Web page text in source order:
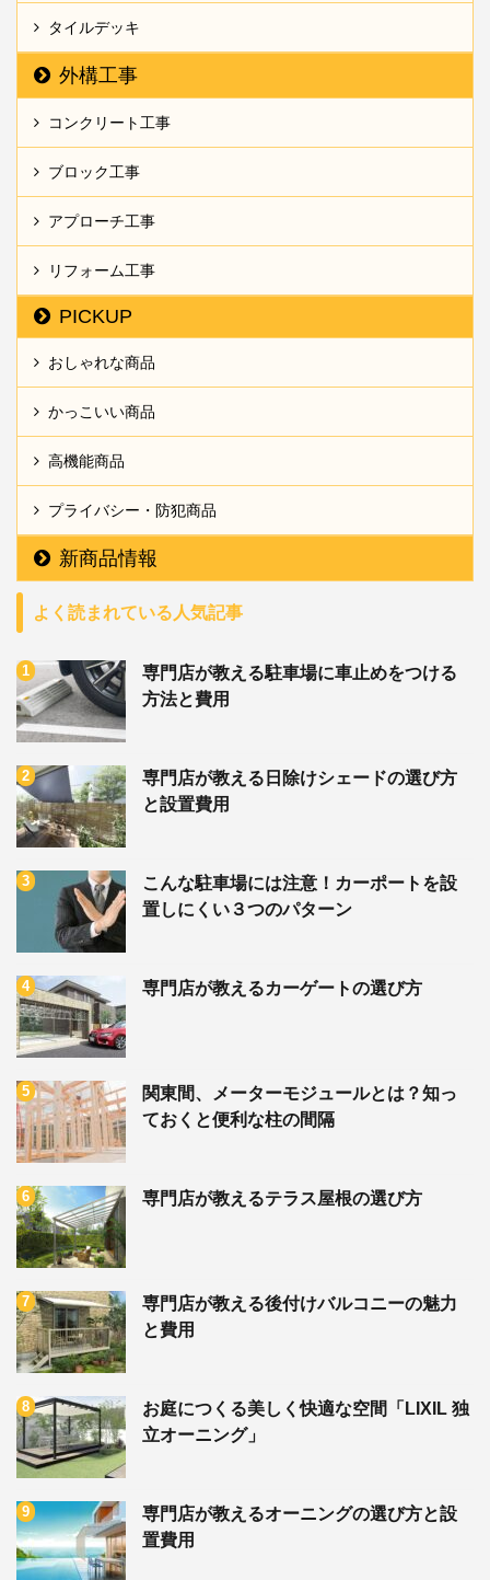
タイルデッキ
外構工事
コンクリート工事
ブロック工事
アプローチ工事
リフォーム工事
PICKUP
おしゃれな商品
かっこいい商品
高機能商品
プライバシー・防犯商品
新商品情報
よく読まれている人気記事
専門店が教える駐車場に車止めをつける
方法と費用
専門店が教える日除けシェードの選び方
と設置費用
こんな駐車場には注意！カーポートを設
置しにくい３つのパターン
専門店が教えるカーゲートの選び方
関東間、メーターモジュールとは？知っ
ておくと便利な柱の間隔
専門店が教えるテラス屋根の選び方
専門店が教える後付けバルコニーの魅力
と費用
お庭につくる美しく快適な空間「LIXIL 独
立オーニング」
専門店が教えるオーニングの選び方と設
置費用